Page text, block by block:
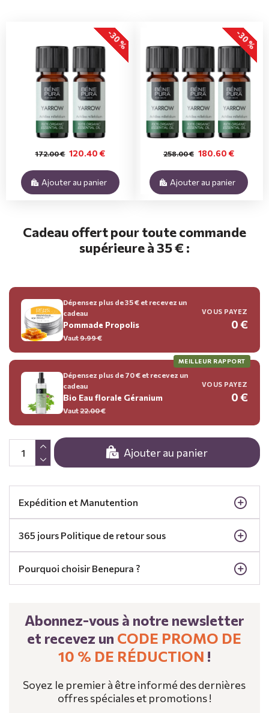
Ajouter au panier
Cadeau offert pour toute commande
supérieure à 35 € :
Dépensez plus de 35 € et recevez un
cadeau
Pommade Propolis
Vaut9.99€
VOUS PAYEZ
0 €
MEILLEUR RAPPORT
Dépensez plus de 70 € et recevez un
cadeau
Bio Eau florale Géranium
Vaut22.00€
VOUS PAYEZ
0 €
-30 %
120.40 €
172.00 €
Ajouter au panier
-30 %
180.60 €
258.00 €
Ajouter au panier
Expédition et Manutention
365 jours Politique de retour sous
Pourquoi choisir Benepura ?
Abonnez-vous à notre newsletter
et recevez un CODE PROMO DE
10 % DE RÉDUCTION !
Soyez le premier à être informé des dernières
offres spéciales et promotions !